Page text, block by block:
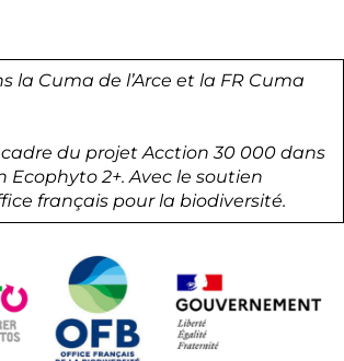
la Cuma de l’Arce et la FR Cuma
du projet Acction 30 000 dans
Ecophyto 2+. Avec le soutien
français pour la biodiversité.